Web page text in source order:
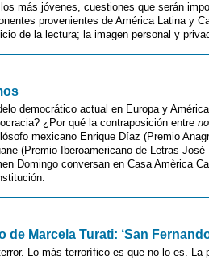
más jóvenes, cuestiones que serán
provenientes de América Latina y
de la lectura; la imagen personal y
democrático actual en Europa y
¿Por qué la contraposición entre
mexicano Enrique Díaz (Premio
(Premio Iberoamericano de Letras José
Domingo conversan en Casa Amèrica
Marcela Turati: ‘San
Lo más terrorífico es que no lo es. La